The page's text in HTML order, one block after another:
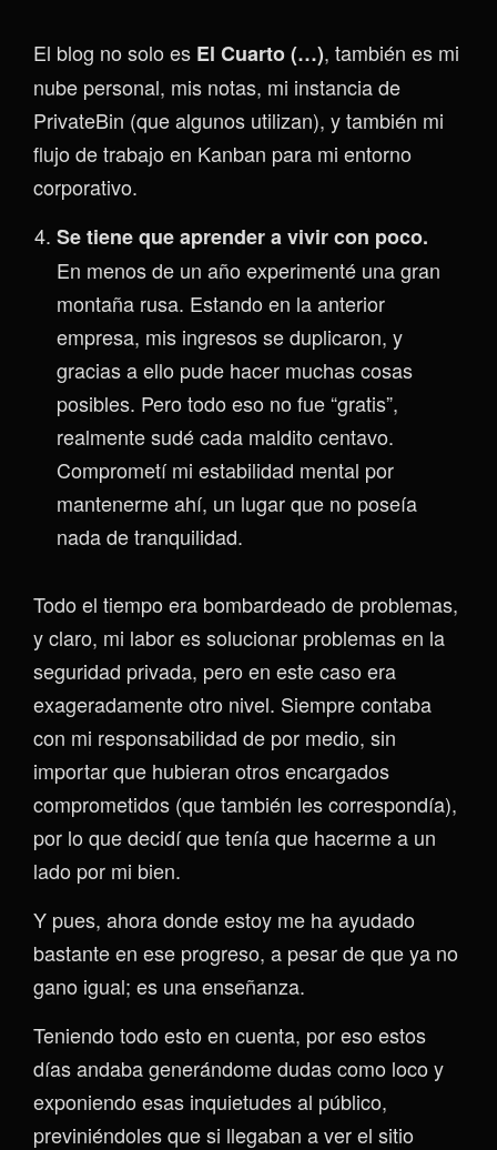
El blog no solo es El Cuarto (…), también es mi
nube personal, mis notas, mi instancia de
PrivateBin (que algunos utilizan), y también mi
flujo de trabajo en Kanban para mi entorno
corporativo.
Se tiene que aprender a vivir con poco.
En menos de un año experimenté una gran
montaña rusa. Estando en la anterior
empresa, mis ingresos se duplicaron, y
gracias a ello pude hacer muchas cosas
posibles. Pero todo eso no fue “gratis”,
realmente sudé cada maldito centavo.
Comprometí mi estabilidad mental por
mantenerme ahí, un lugar que no poseía
nada de tranquilidad.
Todo el tiempo era bombardeado de problemas,
y claro, mi labor es solucionar problemas en la
seguridad privada, pero en este caso era
exageradamente otro nivel. Siempre contaba
con mi responsabilidad de por medio, sin
importar que hubieran otros encargados
comprometidos (que también les correspondía),
por lo que decidí que tenía que hacerme a un
lado por mi bien.
Y pues, ahora donde estoy me ha ayudado
bastante en ese progreso, a pesar de que ya no
gano igual; es una enseñanza.
Teniendo todo esto en cuenta, por eso estos
días andaba generándome dudas como loco y
exponiendo esas inquietudes al público,
previniéndoles que si llegaban a ver el sitio